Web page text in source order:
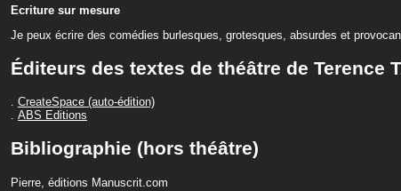
Ecriture sur mesure
Je peux écrire des comédies burlesques, grotesques, absurdes et
Éditeurs des textes de théâtre de Terence
. CreateSpace (auto-édition)
. ABS Editions
Bibliographie (hors théâtre)
Pierre, éditions Manuscrit.com